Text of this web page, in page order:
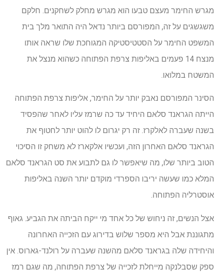
מגרש החימר מעצם טבעו הוא מגרש מחלק לשחקנים. חלקם
משגשגים על זה, המפורסם ביותר נדאל היה התואר מלך בית
המשפט החימר על הסטטיסטיקה המגוחכת שלו שראה אותו
מנצח 14 פעמים באליפות צרפת הפתוחה כשהוא מנצל את
המשטח במלואו.
הסינר המפורסם נאבק יותר על החימר, אליפות צרפת הפתוחה
הייתה הגראנד סלאם היחיד עד כה שרמז עליו לאחר שהפסיד
בשנה שעברה לאלקרז. זה רק יגרום לו להוט יותר לחטוף את
הגראנד סלאם האחרון הזה, ועכשיו אלקארז לא משחק זו הסיכוי
הטוב ביותר שלו, מה שיאפשר לו גם לתבוע את סט הגראנד סלאם
המלא כמו שעשה יריבו הספרדי מוקדם יותר השנה באליפות
אוסטרליה הפתוחה.
אצל הנשים, זה ניחוש של כל אחד מי ייקח הביתה את הגביע. גאוף
מתגוננת אבל היא מספר שלוש בדירוג עם הזכייה האחרונה
והיחידה שלה בגראנד סלאם מהשנה שעברה על רולנד-גארוס. אין
ספק שסבלנקה מייחלת לזכייה של צרפת הפתוחה, מה שגם רמז